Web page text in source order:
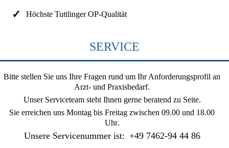
Höchste Tuttlinger OP-Qualität
SERVICE
Bitte stellen Sie uns Ihre Fragen rund um Ihr Anforderungsprofil an
Arzt- und Praxisbedarf.
Unser Serviceteam steht Ihnen gerne beratend zu Seite.
Sie erreichen uns Montag bis Freitag zwischen 09.00 und 18.00
Uhr.
Unsere Servicenummer ist: +49 7462-94 44 86